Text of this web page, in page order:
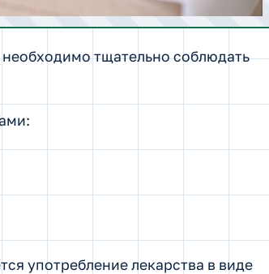
тщательно соблюдать
употребление лекарства в виде